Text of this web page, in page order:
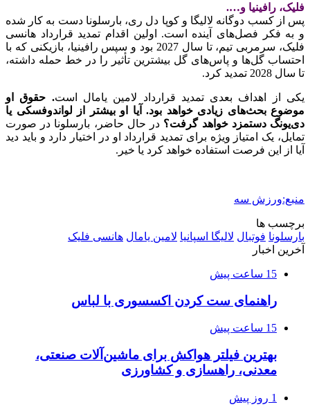
فلیک، رافینیا و….
پس از کسب دوگانه لالیگا و کوپا دل ری، بارسلونا دست به کار شده
و به فکر فصل‌های آینده است. اولین اقدام تمدید قرارداد هانسی
فلیک، سرمربی تیم، تا سال 2027 بود و سپس رافینیا، بازیکنی که با
احتساب گل‌ها و پاس‌های گل بیشترین تأثیر را در خط حمله داشته،
تا سال 2028 تمدید کرد.
یکی از اهداف بعدی تمدید قرارداد لامین یامال است. حقوق او
موضوع بحث‌های زیادی خواهد بود. آیا او بیشتر از لواندوفسکی یا
دی‌یونگ دستمزد خواهد گرفت؟ در حال حاضر، بارسلونا در صورت
تمایل، یک امتیاز ویژه برای تمدید قرارداد او در اختیار دارد و باید دید
آیا از این فرصت استفاده خواهد کرد یا خیر.
منبع:ورزش سه
برچسب ها
بارسلونا فوتبال لالیگا اسپانیا لامین یامال هانسی فلیک
آخرین اخبار
15 ساعت پیش
راهنمای ست کردن اکسسوری با لباس
15 ساعت پیش
بهترین فیلتر هواکش برای ماشین‌آلات صنعتی،
معدنی، راهسازی و کشاورزی
1 روز پیش